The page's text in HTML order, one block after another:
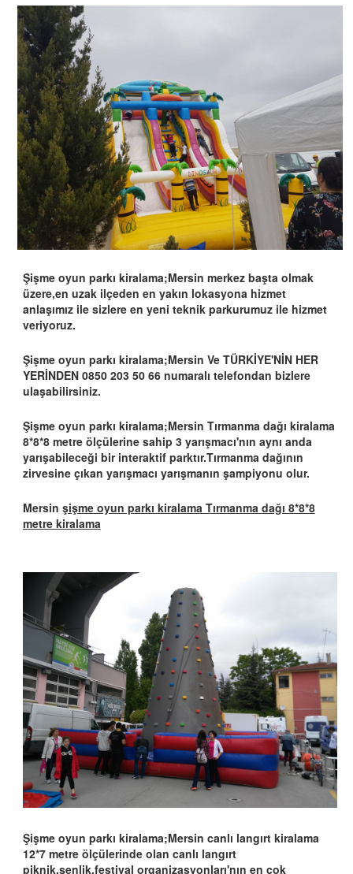
Şişme oyun parkı kiralama;Mersin merkez başta olmak
üzere,en uzak ilçeden en yakın lokasyona hizmet
anlaşımız ile sizlere en yeni teknik parkurumuz ile hizmet
veriyoruz.
Şişme oyun parkı kiralama;Mersin Ve TÜRKİYE'NİN HER
YERİNDEN 0850 203 50 66 numaralı telefondan bizlere
ulaşabilirsiniz.
Şişme oyun parkı kiralama;Mersin Tırmanma dağı kiralama
8*8*8 metre ölçülerine sahip 3 yarışmacı'nın aynı anda
yarışabileceği bir interaktif parktır.Tırmanma dağının
zirvesine çıkan yarışmacı yarışmanın şampiyonu olur.
Mersin şişme oyun parkı kiralama Tırmanma dağı 8*8*8
metre kiralama
Şişme oyun parkı kiralama;Mersin canlı langırt kiralama
12*7 metre ölçülerinde olan canlı langırt
piknik,şenlik,festival organizasyonları'nın en çok